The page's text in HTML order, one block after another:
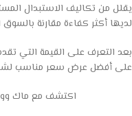
يقلل من تكاليف الاستبدال
لديها أكثر كفاءة مقارنة بالسوق
على أفضل عرض سعر مناسب
اكتشف مع ماك